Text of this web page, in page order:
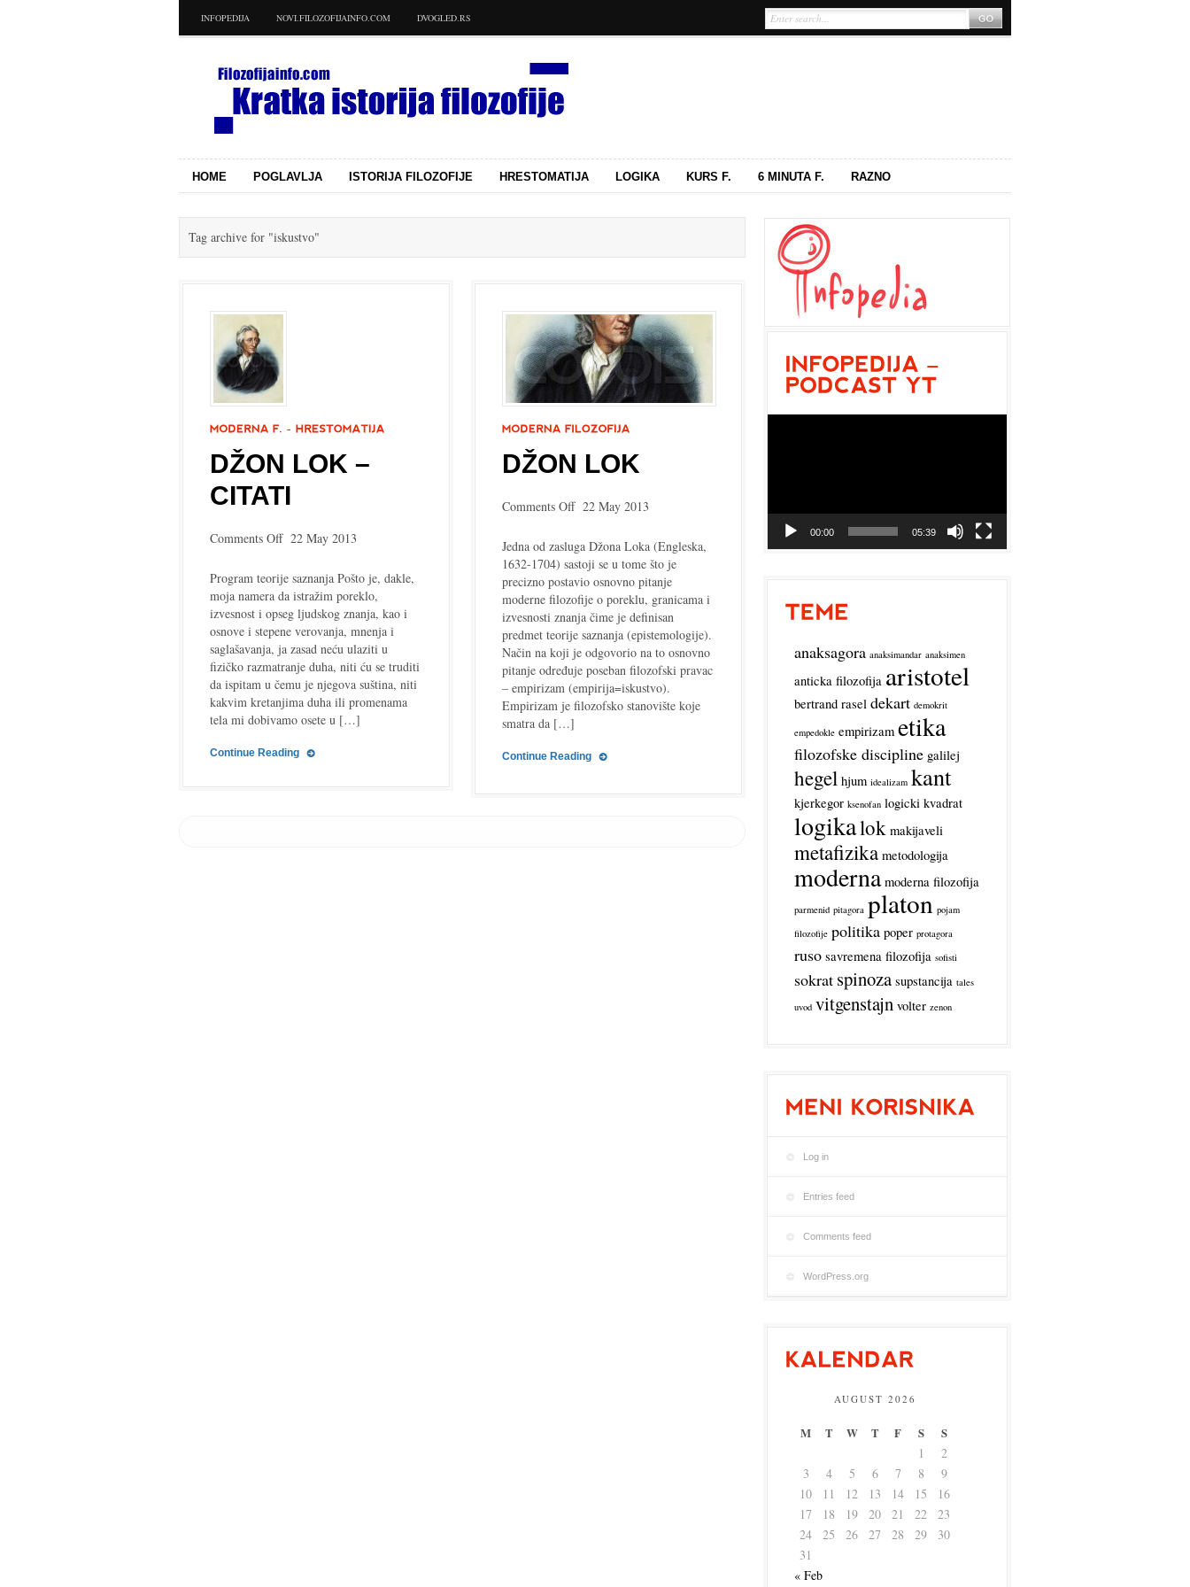
INFOPEDIJA NOVI.FILOZOFIJAINFO.COM DVOGLED.RS
HOME POGLAVLJA ISTORIJA FILOZOFIJE HRESTOMATIJA LOGIKA KURS F. 6 MINUTA F. RAZNO
Tag archive for "iskustvo"
DŽON LOK –
CITATI
Comments Offon
Lok
–
citati
22 May 2013
Program teorije saznanja Pošto je, dakle,
moja namera da istražim poreklo,
izvesnost i opseg ljudskog znanja, kao i
osnove i stepene verovanja, mnenja i
saglašavanja, ja zasad neću ulaziti u
fizičko razmatranje duha, niti ću se truditi
da ispitam u čemu je njegova suština, niti
kakvim kretanjima duha ili promenama
tela mi dobivamo osete u […]
Continue Reading
DŽON LOK
Comments Offon
Lok
22 May 2013
Jedna od zasluga Džona Loka (Engleska,
1632-1704) sastoji se u tome što je
precizno postavio osnovno pitanje
moderne filozofije o poreklu, granicama i
izvesnosti znanja čime je definisan
predmet teorije saznanja (epistemologije).
Način na koji je odgovorio na to osnovno
pitanje određuje poseban filozofski pravac
– empirizam (empirija=iskustvo).
Empirizam je filozofsko stanovište koje
smatra da […]
Continue Reading
00:00 05:39
anaksagora anaksimandar anaksimen
anticka filozofija aristotel
bertrand rasel dekart demokrit
empedokle empirizam etika
filozofske discipline galilej
hegel hjum idealizam kant
kjerkegor ksenofan logicki kvadrat
logikalok makijaveli
metafizika metodologija
moderna moderna filozofija
parmenid pitagora platon pojam
filozofije politika poper protagora
ruso savremena filozofija sofisti
sokrat spinoza supstancija tales
uvod vitgenstajn volter zenon
Log in
Entries feed
Comments feed
WordPress.org
AUGUST 2026
M T W T F S S
1
2
3
4 5 6 7 8
9
10
11 12 13 14 15
16
17
18 19 20 21 22
23
24
25 26 27 28 29
30
31
« Feb